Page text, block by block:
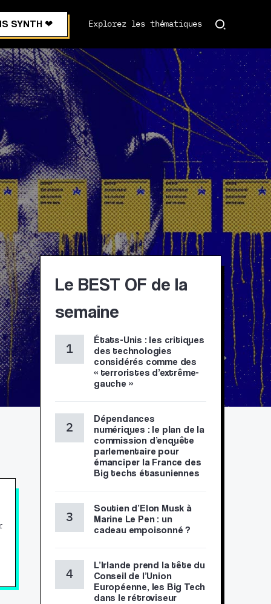
SYNTH ❤︎ Explorez les thématiques
Le BEST OF de la
semaine
États-Unis : les critiques
des technologies
considérés comme des
« terroristes d’extrême-
gauche »
Dépendances
numériques : le plan de la
commission d’enquête
parlementaire pour
émanciper la France des
Big techs étasuniennes
Soutien d’Elon Musk à
Marine Le Pen : un
cadeau empoisonné ?
L’Irlande prend la tête du
Conseil de l’Union
Européenne, les Big Tech
dans le rétroviseur